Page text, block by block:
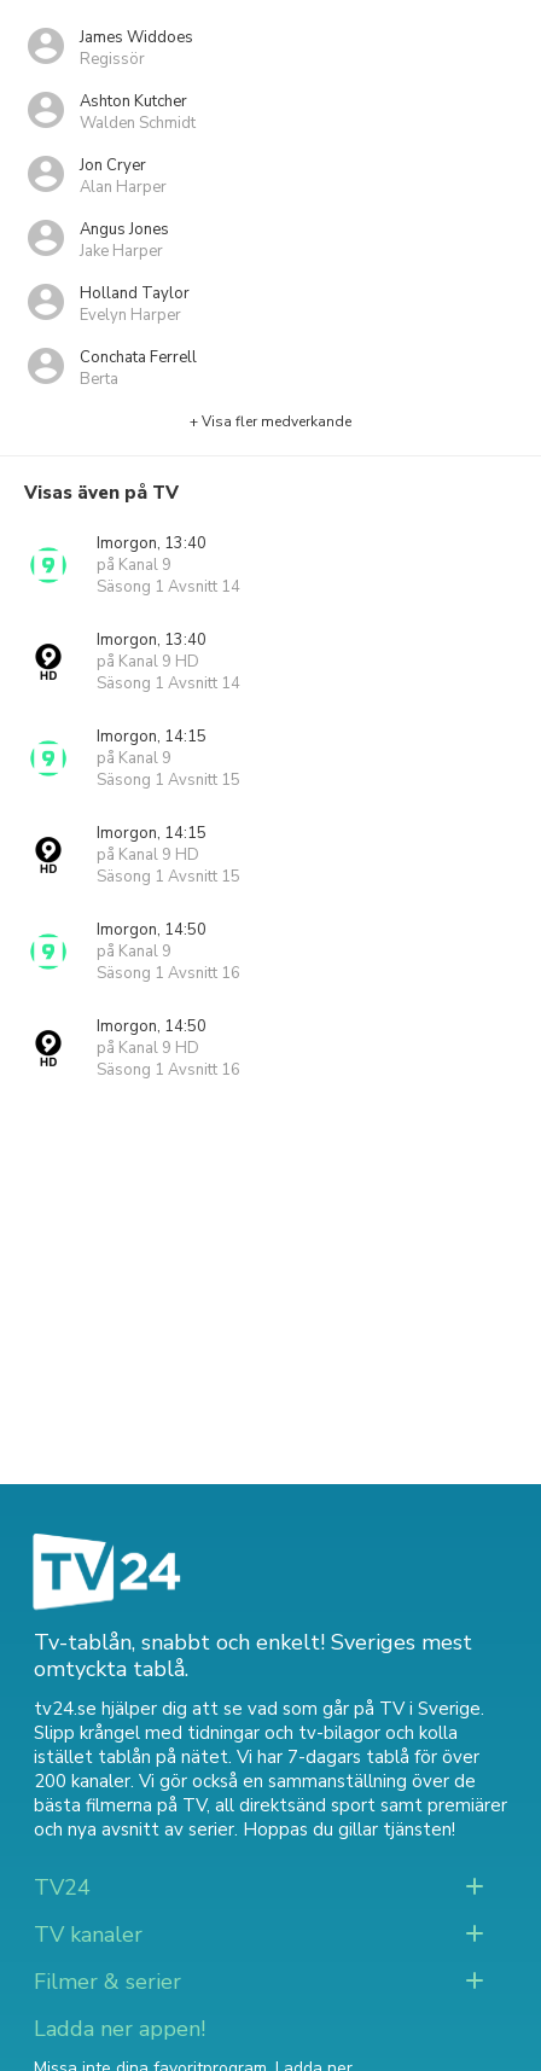
James Widdoes
Regissör
Ashton Kutcher
Walden Schmidt
Jon Cryer
Alan Harper
Angus Jones
Jake Harper
Holland Taylor
Evelyn Harper
Conchata Ferrell
Berta
+ Visa fler medverkande
Visas även på TV
Imorgon, 13:40
på Kanal 9
Säsong 1 Avsnitt 14
Imorgon, 13:40
på Kanal 9 HD
Säsong 1 Avsnitt 14
Imorgon, 14:15
på Kanal 9
Säsong 1 Avsnitt 15
Imorgon, 14:15
på Kanal 9 HD
Säsong 1 Avsnitt 15
Imorgon, 14:50
på Kanal 9
Säsong 1 Avsnitt 16
Imorgon, 14:50
på Kanal 9 HD
Säsong 1 Avsnitt 16
Tv-tablån, snabbt och enkelt! Sveriges mest
omtyckta tablå.
tv24.se hjälper dig att se vad som går på TV i Sverige.
Slipp krångel med tidningar och tv-bilagor och kolla
istället tablån på nätet. Vi har 7-dagars tablå för över
200 kanaler. Vi gör också en sammanställning över de
bästa filmerna på TV, all direktsänd sport samt premiärer
och nya avsnitt av serier. Hoppas du gillar tjänsten!
TV24
TV kanaler
Filmer & serier
Ladda ner appen!